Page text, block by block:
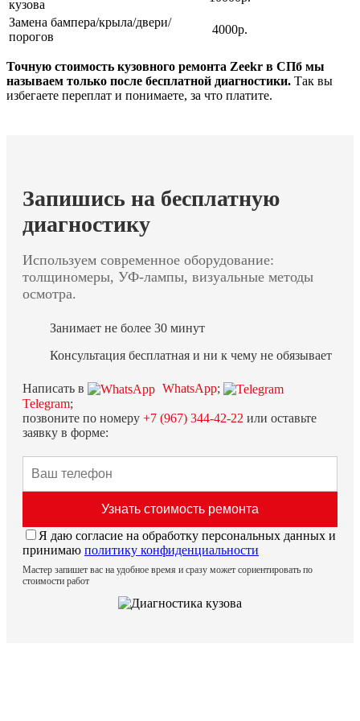
кузова
Замена бампера/крыла/двери/
порогов
4000р.
Точную стоимость кузовного ремонта Zeekr в СПб мы
называем только после бесплатной диагностики. Так вы
избегаете переплат и понимаете, за что платите.
Запишись на бесплатную
диагностику
Используем современное оборудование:
толщиномеры, УФ-лампы, визуальные методы
осмотра.
Занимает не более 30 минут
Консультация бесплатная и ни к чему не обязывает
Написать в WhatsApp;
Telegram;
позвоните по номеру +7 (967) 344-42-22 или оставьте
заявку в форме:
Я даю согласие на обработку персональных данных и
принимаю политику конфиденциальности
Мастер запишет вас на удобное время и сразу может сориентировать по
стоимости работ